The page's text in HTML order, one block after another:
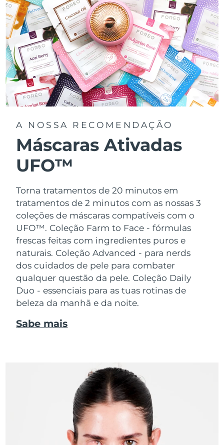
A NOSSA RECOMENDAÇÃO
Máscaras Ativadas
UFO™
Torna tratamentos de 20 minutos em
tratamentos de 2 minutos com as nossas 3
coleções de máscaras compatíveis com o
UFO™. Coleção Farm to Face - fórmulas
frescas feitas com ingredientes puros e
naturais. Coleção Advanced - para nerds
dos cuidados de pele para combater
qualquer questão da pele. Coleção Daily
Duo - essenciais para as tuas rotinas de
beleza da manhã e da noite.
Sabe mais